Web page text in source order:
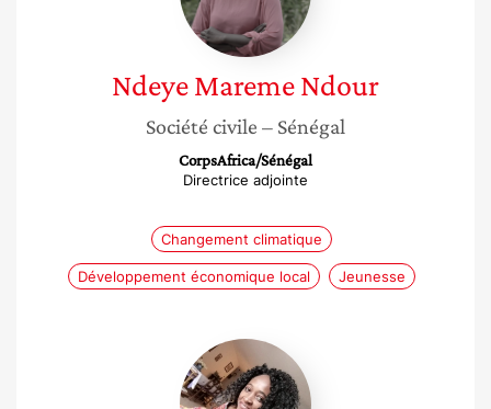
Ndeye MaremeNdour
Société civile – Sénégal
CorpsAfrica/Sénégal
Directrice adjointe
Changement climatique
Développement économique local Jeunesse
Marie
Nkom
Tamoifo